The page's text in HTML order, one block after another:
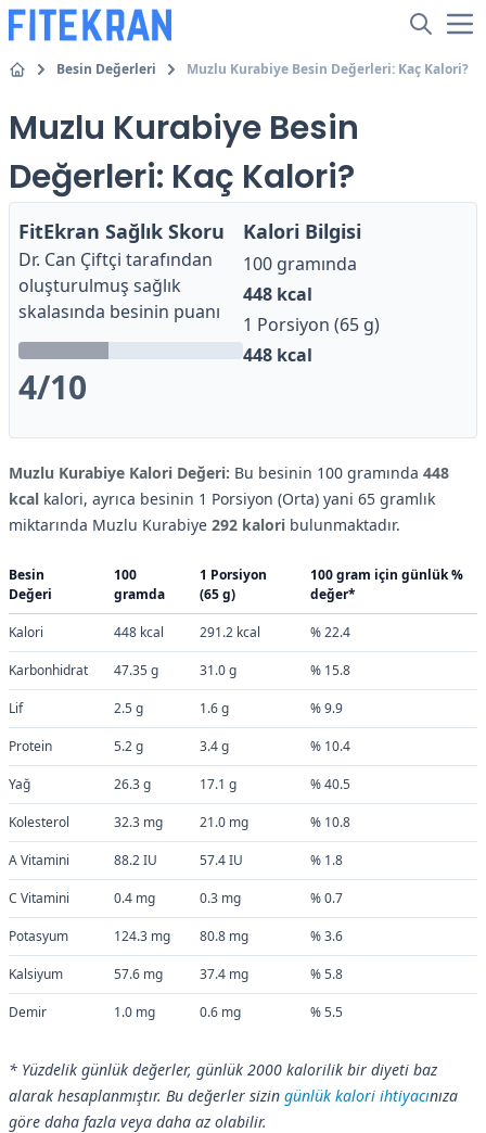
Besin Değerleri Muzlu Kurabiye Besin Değerleri: Kaç Kalori?
Muzlu Kurabiye Besin
Değerleri: Kaç Kalori?
FitEkran Sağlık Skoru
Dr. Can Çiftçi tarafından
oluşturulmuş sağlık
skalasında besinin puanı
4/10
Kalori Bilgisi
100 gramında
448 kcal
1 Porsiyon (65 g)
448 kcal
Muzlu Kurabiye Kalori Değeri: Bu besinin 100 gramında 448
kcal kalori, ayrıca besinin 1 Porsiyon (Orta) yani 65 gramlık
miktarında Muzlu Kurabiye 292 kalori bulunmaktadır.
Besin
Değeri
100
gramda
1 Porsiyon
(65 g)
100 gram için günlük %
değer*
Kalori 448 kcal 291.2 kcal % 22.4
Karbonhidrat 47.35 g 31.0 g % 15.8
Lif 2.5 g 1.6 g % 9.9
Protein 5.2 g 3.4 g % 10.4
Yağ 26.3 g 17.1 g % 40.5
Kolesterol 32.3 mg 21.0 mg % 10.8
A Vitamini 88.2 IU 57.4 IU % 1.8
C Vitamini 0.4 mg 0.3 mg % 0.7
Potasyum 124.3 mg 80.8 mg % 3.6
Kalsiyum 57.6 mg 37.4 mg % 5.8
Demir 1.0 mg 0.6 mg % 5.5
* Yüzdelik günlük değerler, günlük 2000 kalorilik bir diyeti baz
alarak hesaplanmıştır. Bu değerler sizin günlük kalori ihtiyacınıza
göre daha fazla veya daha az olabilir.